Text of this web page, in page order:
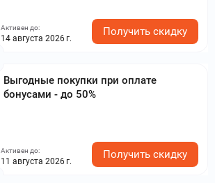
Активен до:
14 августа 2026 г.
Получить скидку
Выгодные покупки при оплате
бонусами - до 50%
Активен до:
11 августа 2026 г.
Получить скидку